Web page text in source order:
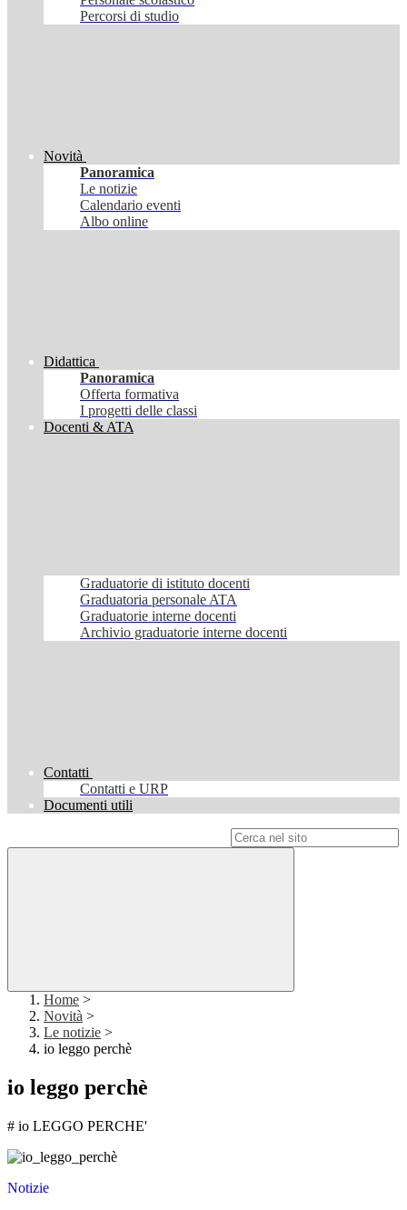
Percorsi di studio
Novità
Panoramica
Le notizie
Calendario eventi
Albo online
Didattica
Panoramica
Offerta formativa
I progetti delle classi
Docenti & ATA
Graduatorie di istituto docenti
Graduatoria personale ATA
Graduatorie interne docenti
Archivio graduatorie interne docenti
Contatti
Contatti e URP
Documenti utili
Home >
Novità >
Le notizie >
io leggo perchè
io leggo perchè
# io LEGGO PERCHE'
Notizie